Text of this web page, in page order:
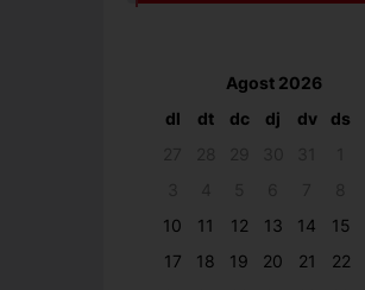
Agost 2026
dl
dt dc dj dv ds
10
11 12 13 14 15
17
18 19 20 21 22